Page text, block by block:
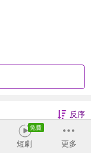
反序
短劇 更多